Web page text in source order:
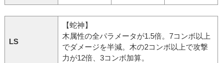
LS
【蛇神】
木属性の全パラメータが1.5倍。7コンボ以上
でダメージを半減。木の2コンボ以上で攻撃
力が12倍、3コンボ加算。